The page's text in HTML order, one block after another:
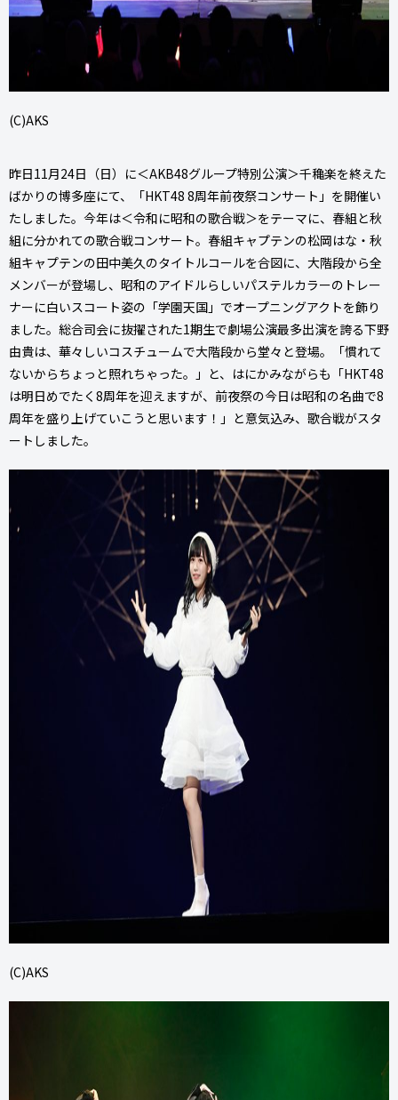
(C)AKS
昨日11月24日（日）に＜AKB48グループ特別公演＞千穐楽を終えた
ばかりの博多座にて、「HKT48 8周年前夜祭コンサート」を開催い
たしました。今年は＜令和に昭和の歌合戦＞をテーマに、春組と秋
組に分かれての歌合戦コンサート。春組キャプテンの松岡はな・秋
組キャプテンの田中美久のタイトルコールを合図に、大階段から全
メンバーが登場し、昭和のアイドルらしいパステルカラーのトレー
ナーに白いスコート姿の「学園天国」でオープニングアクトを飾り
ました。総合司会に抜擢された1期生で劇場公演最多出演を誇る下野
由貴は、華々しいコスチュームで大階段から堂々と登場。「慣れて
ないからちょっと照れちゃった。」と、はにかみながらも「HKT48
は明日めでたく8周年を迎えますが、前夜祭の今日は昭和の名曲で8
周年を盛り上げていこうと思います！」と意気込み、歌合戦がスタ
ートしました。
(C)AKS